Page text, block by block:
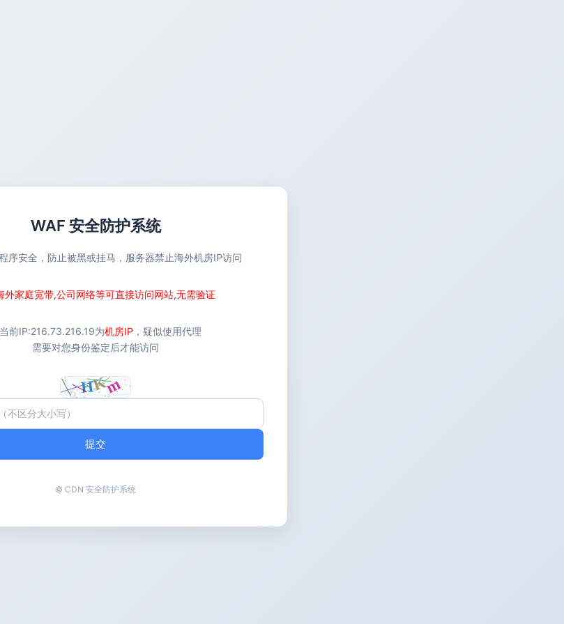
WAF 安全防护系统
序安全，防止被黑或挂马，服务器禁止海外机房IP访问
外家庭宽带,公司网络等可直接访问网站,无需验证
前IP:216.73.216.19为机房IP ，疑似使用代理
需要对您身份鉴定后才能访问
提交
© CDN 安全防护系统